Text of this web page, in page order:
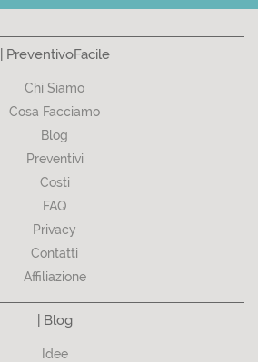
| PreventivoFacile
Chi Siamo
Cosa Facciamo
Blog
Preventivi
Costi
FAQ
Privacy
Contatti
Affiliazione
| Blog
Idee